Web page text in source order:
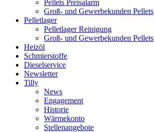
Pellets Preisalarm
Groß- und Gewerbekunden Pellets
Pelletlager
Pelletlager Reinigung
Groß- und Gewerbekunden Pellets
Heizöl
Schmierstoffe
Dieselservice
Newsletter
Tilly
News
Engagement
Historie
Wärmekonto
Stellenangebote